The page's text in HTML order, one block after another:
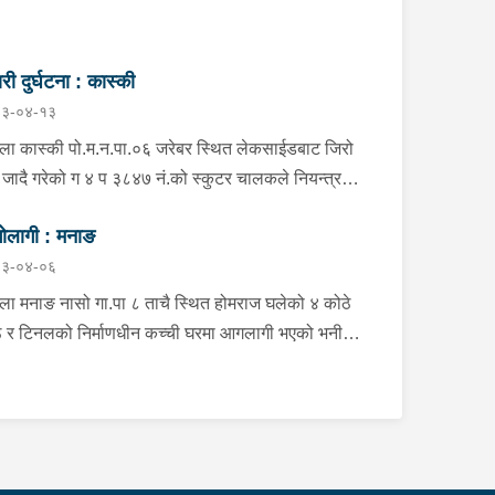
दुर्घटना : कास्की
०४-१३
कास्की पो.म.न.पा.०६ जरेबर स्थित लेकसाईडबाट जिरो
जादै गरेको ग ४ प ३८४७ नं.को स्कुटर चालकले नियन्त्रण
पो.म.न.पा.०१ अर्चलबोट बस्ने बर्ष २४ कि शान्ति नेपाली
भई उपचारको लागि G.M.C अस्पताल पठाइएको ।
: मनाङ
०४-०६
मनाङ नासो गा.पा ८ ताचै स्थित होमराज घलेको ४ कोठे
र टिनलको निर्माणधीन कच्ची घरमा आगलागी भएको भनी